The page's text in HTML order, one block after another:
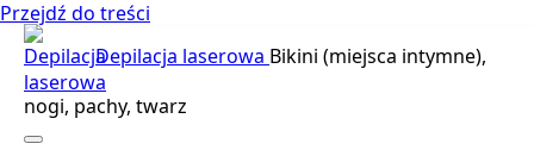
Przejdź do treści
Depilacja laserowa Bikini (miejsca intymne),
nogi, pachy, twarz